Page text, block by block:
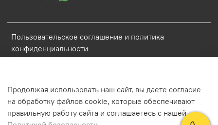
Пользовательское соглашение и политика
конфиденциальности
Обратная связь
Продолжая использовать наш сайт, вы даете согласие
на обработку файлов cookie, которые обеспечивают
правильную работу сайта и соглашаетесь с нашей